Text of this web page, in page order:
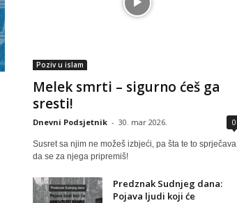
Poziv u islam
Melek smrti – sigurno ćeš ga
sresti!
Dnevni Podsjetnik - 30. mar 2026. 0
Susret sa njim ne možeš izbjeći, pa šta te to sprječava
da se za njega pripremiš!
Predznak Sudnjeg dana:
Pojava ljudi koji će